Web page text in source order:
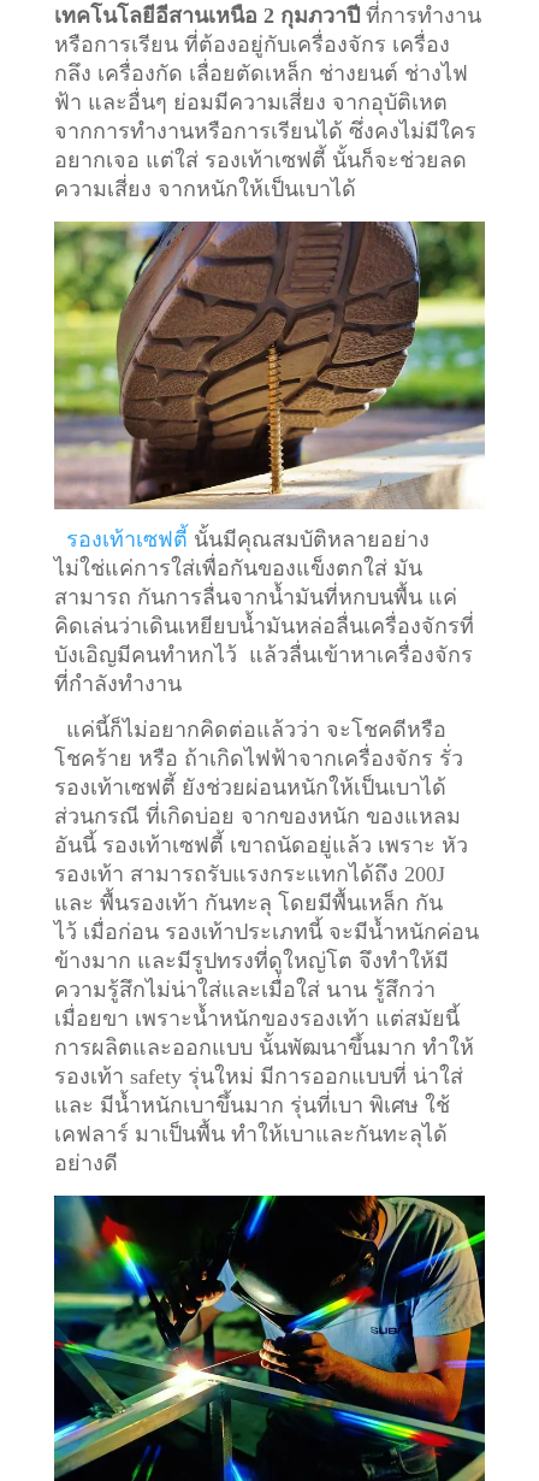
เทคโนโลยีอีสานเหนือ 2 กุมภวาปีที่การทำงาน
หรือการเรียน ที่ต้องอยู่กับเครื่องจักร เครื่อง
กลึง เครื่องกัด เลื่อยตัดเหล็ก ช่างยนต์ ช่างไฟ
ฟ้า และอื่นๆ ย่อมมีความเสี่ยง จากอุบัติเหต
จากการทำงานหรือการเรียนได้ ซึ่งคงไม่มีใคร
อยากเจอ แต่ใส่ รองเท้าเซฟตี้ นั้นก็จะช่วยลด
ความเสี่ยง จากหนักให้เป็นเบาได้
รองเท้าเซฟตี้ นั้นมีคุณสมบัติหลายอย่าง
ไม่ใช่แค่การใส่เพื่อกันของแข็งตกใส่ มัน
สามารถ กันการลื่นจากน้ำมันที่หกบนพื้น แค่
คิดเล่นว่าเดินเหยียบน้ำมันหล่อลื่นเครื่องจักรที่
บังเอิญมีคนทำหกไว้ แล้วลื่นเข้าหาเครื่องจักร
ที่กำลังทำงาน
แค่นี้ก็ไม่อยากคิดต่อแล้วว่า จะโชคดีหรือ
โชคร้าย หรือ ถ้าเกิดไฟฟ้าจากเครื่องจักร รั่ว
รองเท้าเซฟตี้ ยังช่วยผ่อนหนักให้เป็นเบาได้
ส่วนกรณี ที่เกิดบ่อย จากของหนัก ของแหลม
อันนี้ รองเท้าเซฟตี้ เขาถนัดอยู่แล้ว เพราะ หัว
รองเท้า สามารถรับแรงกระแทกได้ถึง 200J
และ พื้นรองเท้า กันทะลุ โดยมีพื้นเหล็ก กัน
ไว้ เมื่อก่อน รองเท้าประเภทนี้ จะมีน้ำหนักค่อน
ข้างมาก และมีรูปทรงที่ดูใหญ่โต จึงทำให้มี
ความรู้สึกไม่น่าใส่และเมื่อใส่ นาน รู้สึกว่า
เมื่อยขา เพราะน้ำหนักของรองเท้า แต่สมัยนี้
การผลิตและออกแบบ นั้นพัฒนาขึ้นมาก ทำให้
รองเท้า safety รุ่นใหม่ มีการออกแบบที่ น่าใส่
และ มีน้ำหนักเบาขึ้นมาก รุ่นที่เบา พิเศษ ใช้
เคฟลาร์ มาเป็นพื้น ทำให้เบาและกันทะลุได้
อย่างดี